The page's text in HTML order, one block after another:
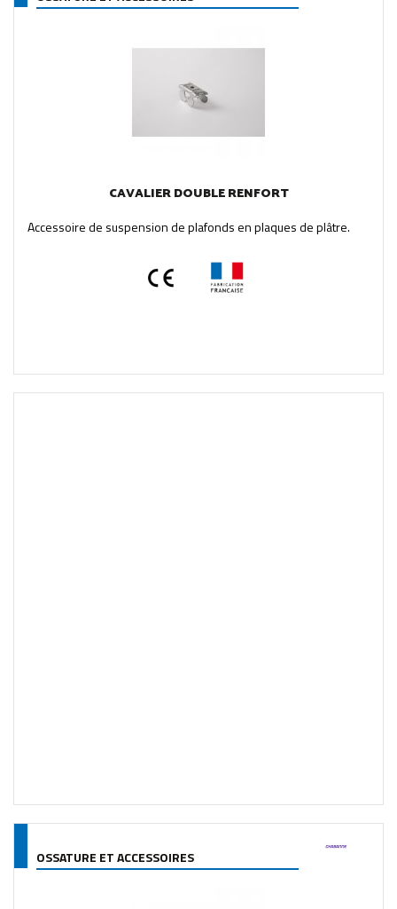
CAVALIER DOUBLE RENFORT
Accessoire de suspension de plafonds en plaques de plâtre.
OSSATURE ET ACCESSOIRES